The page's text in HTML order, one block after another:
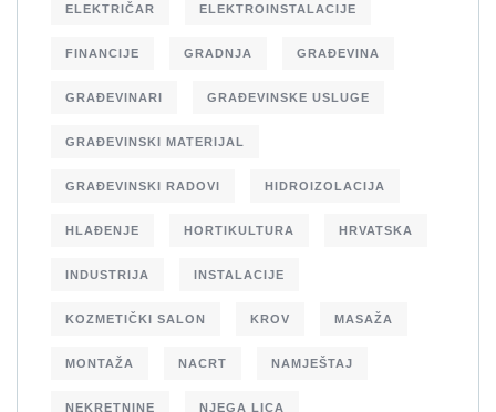
ELEKTRIČAR ELEKTROINSTALACIJE
FINANCIJE GRADNJA GRAĐEVINA
GRAĐEVINARI GRAĐEVINSKE USLUGE
GRAĐEVINSKI MATERIJAL
GRAĐEVINSKI RADOVI HIDROIZOLACIJA
HLAĐENJE HORTIKULTURA HRVATSKA
INDUSTRIJA INSTALACIJE
KOZMETIČKI SALON KROV MASAŽA
MONTAŽA NACRT NAMJEŠTAJ
NEKRETNINE NJEGA LICA